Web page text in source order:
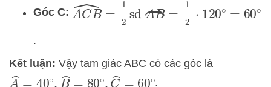
Góc C: ACB^ 2 sd AB⏜ 1 120∘ 60∘
.
Kết luận: Vậy tam giác ABC có các góc là
A^= 40∘ B^ =80∘ C^ =60∘.